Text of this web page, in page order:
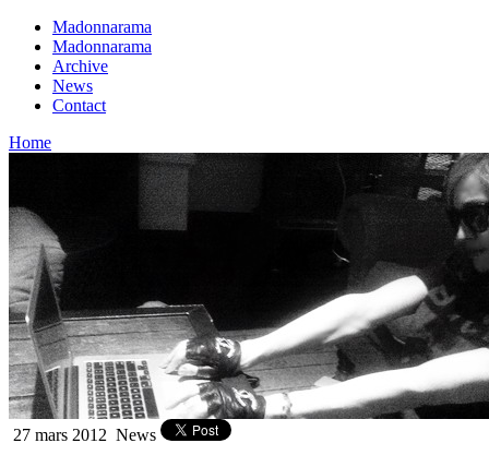
Madonnarama
Madonnarama
Archive
News
Contact
Home
27 mars 2012 News